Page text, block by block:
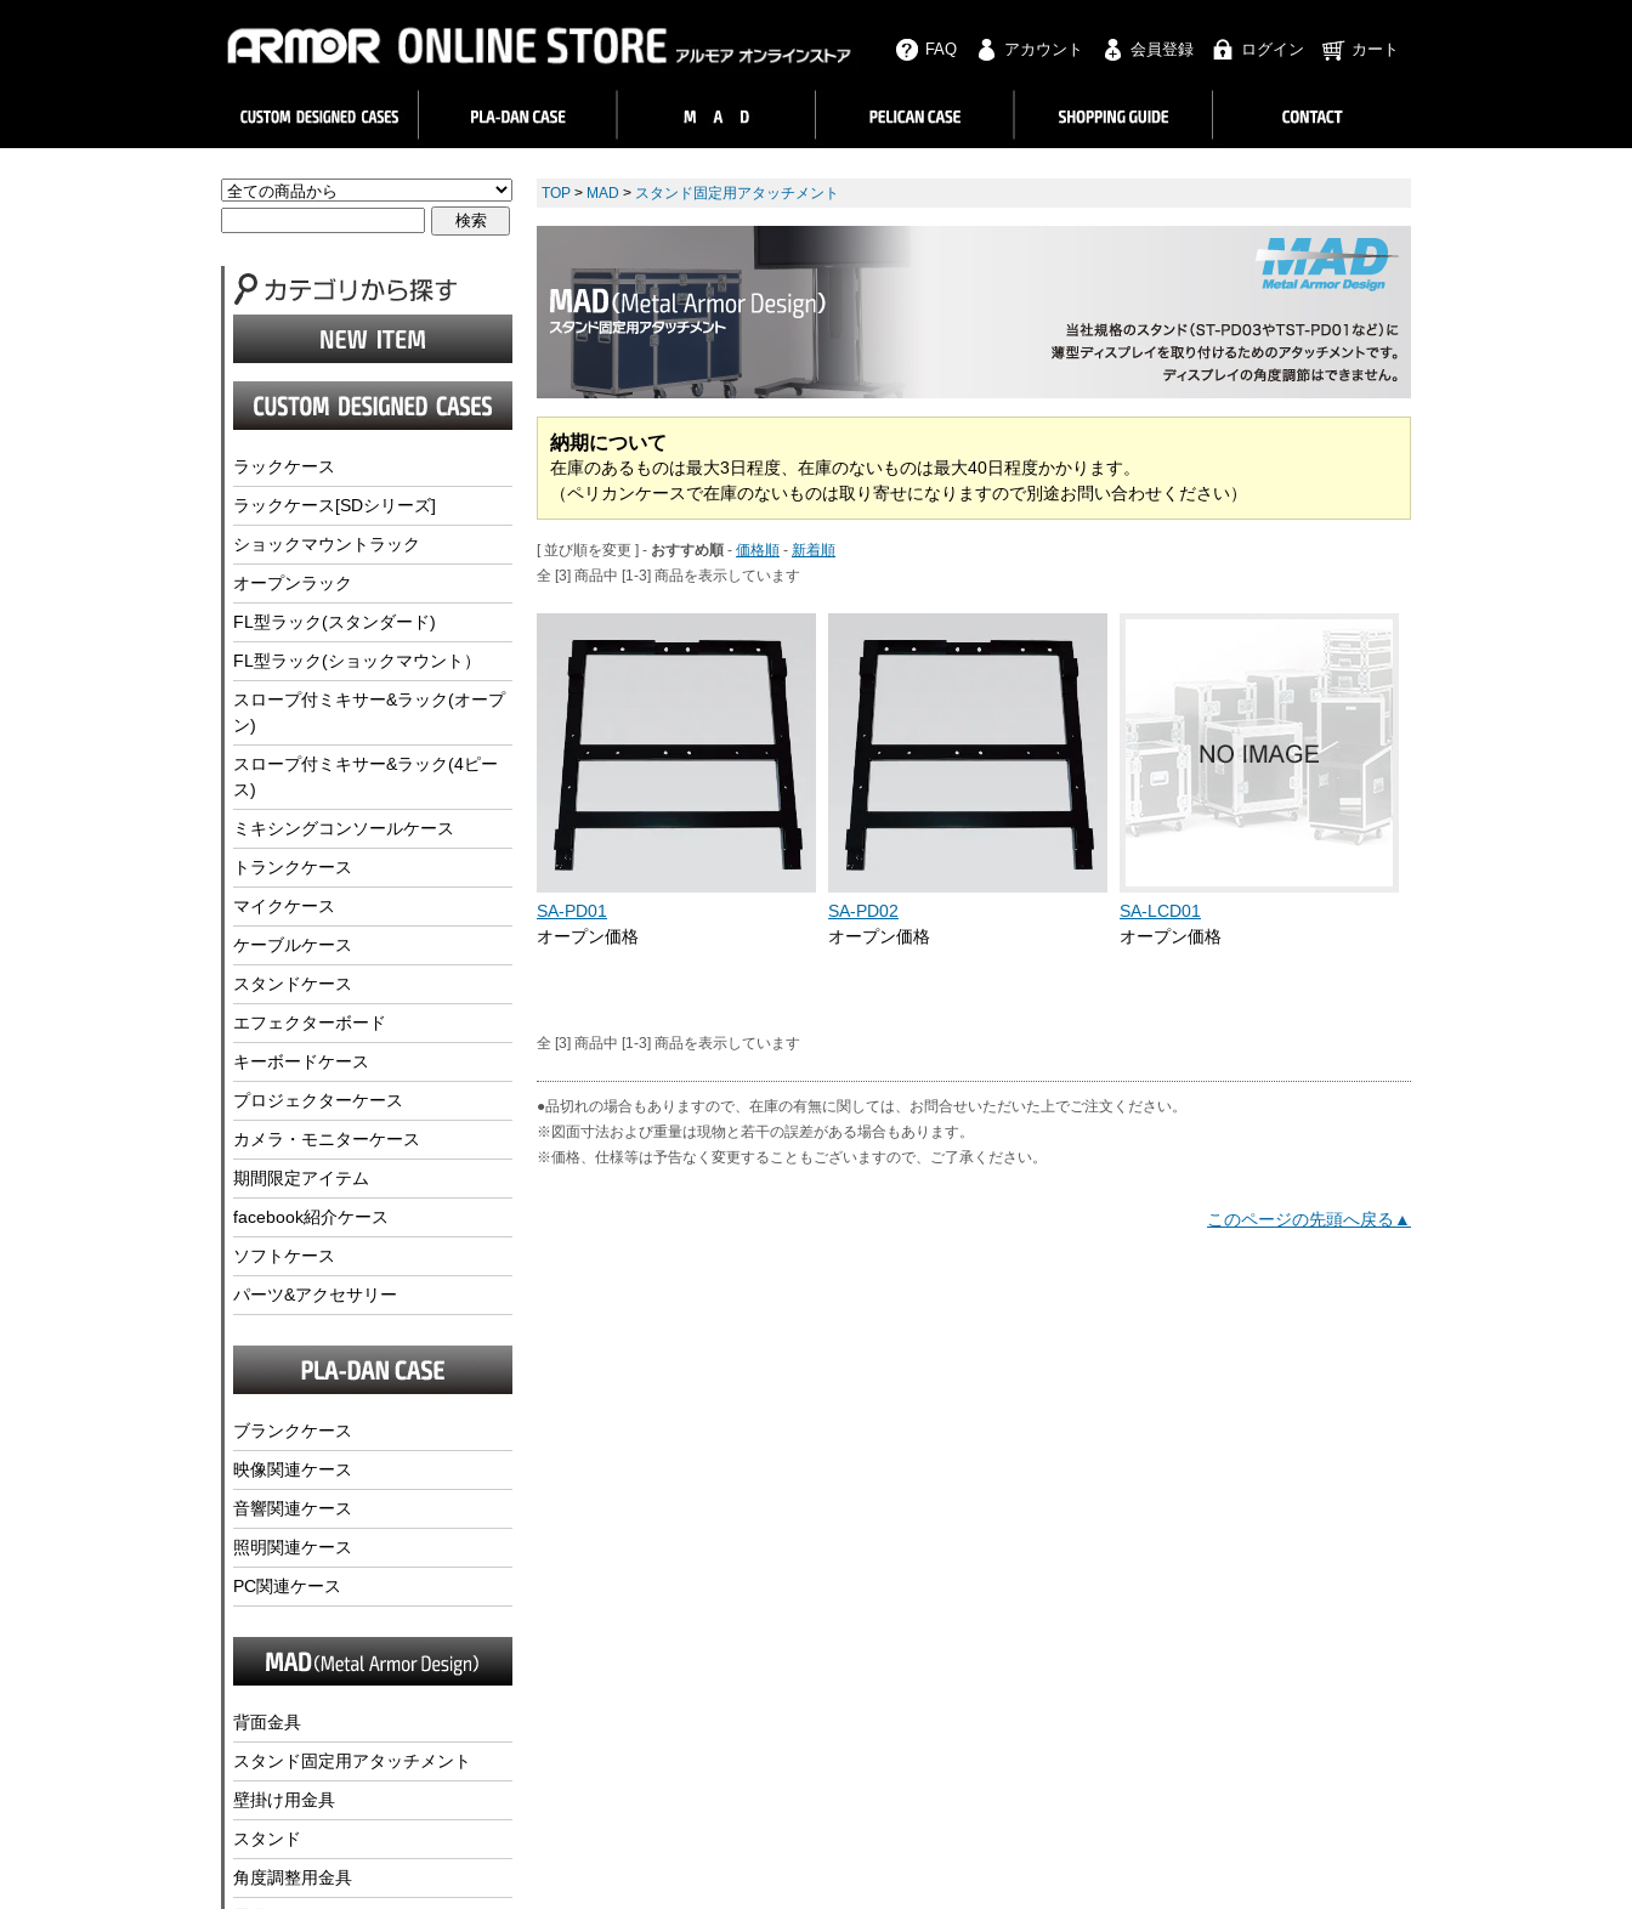
FAQ アカウント 会員登録 ログイン カート
TOP > MAD > スタンド固定用アタッチメント
納期について
在庫のあるものは最大3日程度、在庫のないものは最大40日程度かかります。
（ペリカンケースで在庫のないものは取り寄せになりますので別途お問い合わせください）
[ 並び順を変更 ] - おすすめ順 - 価格順 - 新着順
全 [3] 商品中 [1-3] 商品を表示しています
SA-PD01
オープン価格
SA-PD02
オープン価格
SA-LCD01
オープン価格
全 [3] 商品中 [1-3] 商品を表示しています
●品切れの場合もありますので、在庫の有無に関しては、お問合せいただいた上でご注文ください。
※図面寸法および重量は現物と若干の誤差がある場合もあります。
※価格、仕様等は予告なく変更することもございますので、ご了承ください。
このページの先頭へ戻る▲
ラックケース
ラックケース[SDシリーズ]
ショックマウントラック
オープンラック
FL型ラック(スタンダード)
FL型ラック(ショックマウント）
スロープ付ミキサー&ラック(オープ
ン)
スロープ付ミキサー&ラック(4ピー
ス)
ミキシングコンソールケース
トランクケース
マイクケース
ケーブルケース
スタンドケース
エフェクターボード
キーボードケース
プロジェクターケース
カメラ・モニターケース
期間限定アイテム
facebook紹介ケース
ソフトケース
パーツ&アクセサリー
ブランクケース
映像関連ケース
音響関連ケース
照明関連ケース
PC関連ケース
背面金具
スタンド固定用アタッチメント
壁掛け用金具
スタンド
角度調整用金具